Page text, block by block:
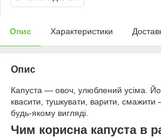
Опис Характеристики
Опис
Капуста — овоч, улюблений усіма.
квасити, тушкувати, варити,
будь-якому вигляді.
Чим корисна капуста в